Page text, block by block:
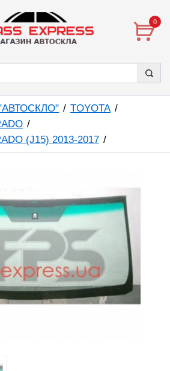
0
"АВТОСКЛО"
TOYOTA
(J15) 2013-2017